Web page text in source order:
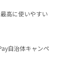
高に使いやすい
自治体キャンペ